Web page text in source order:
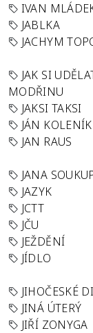
IVAN
JABLKA
JACHYM
JAK SI
MODŘINU
JAKSI TAKSI
JÁN KOLENÍK
JAN RAUS
JANA
JAZYK
JCTT
JČU
JEŽDĚNÍ
JÍDLO
JIHOČESKÉ
JINÁ ÚTERÝ
JIŘÍ ZONYGA